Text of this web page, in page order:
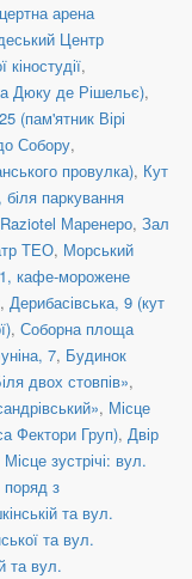
арена
Центр
,
Дюку де Рішельє),
(пам'ятник Вірі
Собору,
провулка), Кут
біля паркування
Raziotel Маренеро, Зал
ТЕО, Морський
кафе-морожене
, Дерибасівська, 9 (кут
, Соборна площа
7, Будинок
двох стовпів»,
, Місце
Фектори Груп), Двір
Місце зустрічі: вул.
поряд з
та вул.
та вул.
та вул.